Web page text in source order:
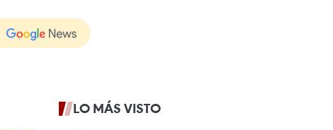
LO MÁS VISTO